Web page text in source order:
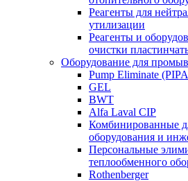
Реагенты для
утилизации
Реагенты и
очистки
Оборудование для
Pump Eliminate
GEL
BWT
Alfa Laval CIP
Комбинированные
оборудования и
Персональные
теплообменного
Rothenberger